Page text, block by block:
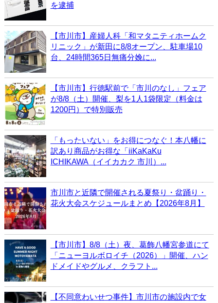
を逮捕
【市川市】産婦人科「和マタニティホームク
リニック」が新田に8/8オープン、駐車場10
台、24時間365日無痛分娩に...
【市川市】行徳駅前で「市川のなし」フェア
が8/8（土）開催、梨を1人1袋限定（料金は
1200円）で特別販売
「もったいない」をお得につなぐ！本八幡に
訳あり商品がお得な「iiKaKaKu
ICHIKAWA（イイカカク 市川）...
市川市と近隣で開催される夏祭り・盆踊り・
花火大会スケジュールまとめ【2026年8月】
【市川市】8/8（土）夜、葛飾八幡宮参道にて
「ニューヨルボロイチ（2026）」開催、ハン
ドメイドやグルメ、クラフト...
【不同意わいせつ事件】市川市の施設内で女